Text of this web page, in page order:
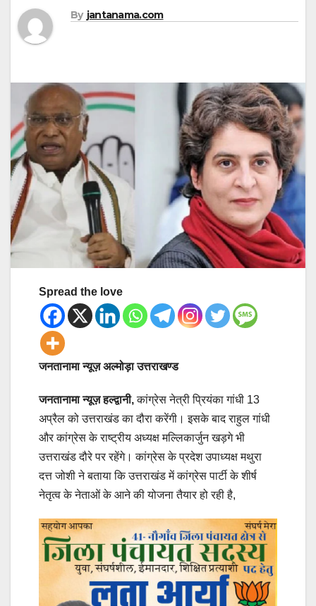
By jantanama.com
Spread the love
जनतानामा न्यूज़ अल्मोड़ा उत्तराखण्ड
जनतानामा न्यूज़ हल्द्वानी,कांग्रेस नेत्री प्रियंका गांधी 13
अप्रैल को उत्तराखंड का दौरा करेंगी। इसके बाद राहुल गांधी
और कांग्रेस के राष्ट्रीय अध्यक्ष मल्लिकार्जुन खड़गे भी
उत्तराखंड दौरे पर रहेंगे। कांग्रेस के प्रदेश उपाध्यक्ष मथुरा
दत्त जोशी ने बताया कि उत्तराखंड में कांग्रेस पार्टी के शीर्ष
नेतृत्व के नेताओं के आने की योजना तैयार हो रही है,